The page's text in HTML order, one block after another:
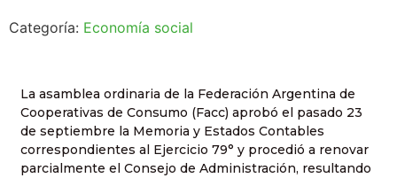
Categoría: Economía social
La asamblea ordinaria de la Federación Argentina de
Cooperativas de Consumo (Facc) aprobó el pasado 23
de septiembre la Memoria y Estados Contables
correspondientes al Ejercicio 79° y procedió a renovar
parcialmente el Consejo de Administración, resultando